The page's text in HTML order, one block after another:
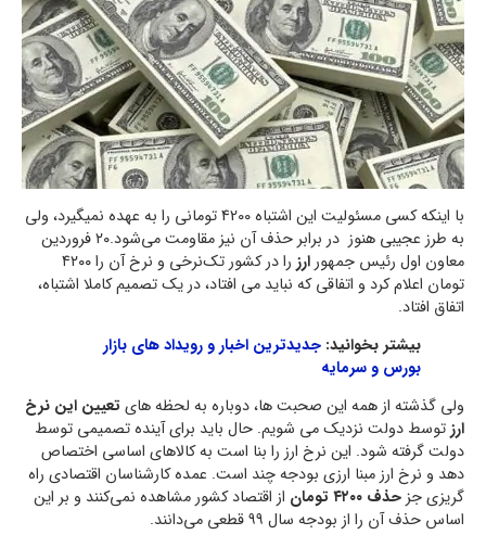
با اینکه کسی مسئولیت این اشتباه 4200 تومانی را به عهده نمیگیرد، ولی
به طرز عجیبی هنوز در برابر حذف آن نیز مقاومت می‌شود.۲۰ فروردین
معاون اول رئیس جمهورارز
را در کشور تک‌نرخی و نرخ آن را ۴۲۰۰
تومان اعلام کرد و اتفاقی که نباید می افتاد، در یک تصمیم کاملا اشتباه،
اتفاق افتاد.
بیشتر بخوانید: جدیدترین اخبار و رویداد های بازار
بورس و سرمایه
ولی گذشته از همه این صحبت ها، دوباره به لحظه های تعیین این نرخ
ارزتوسط دولت نزدیک می شویم. حال باید برای آینده تصمیمی توسط
دولت گرفته شود. این نرخ ارز را بنا است به کالاهای اساسی اختصاص
دهد و نرخ ارز مبنا ارزی بودجه چند است. عمده کارشناسان اقتصادی راه
گریزی جزحذف ۴۲۰۰ تومان
از اقتصاد کشور مشاهده نمی‌کنند و بر این
اساس حذف آن را از بودجه سال ۹۹ قطعی می‌دانند.